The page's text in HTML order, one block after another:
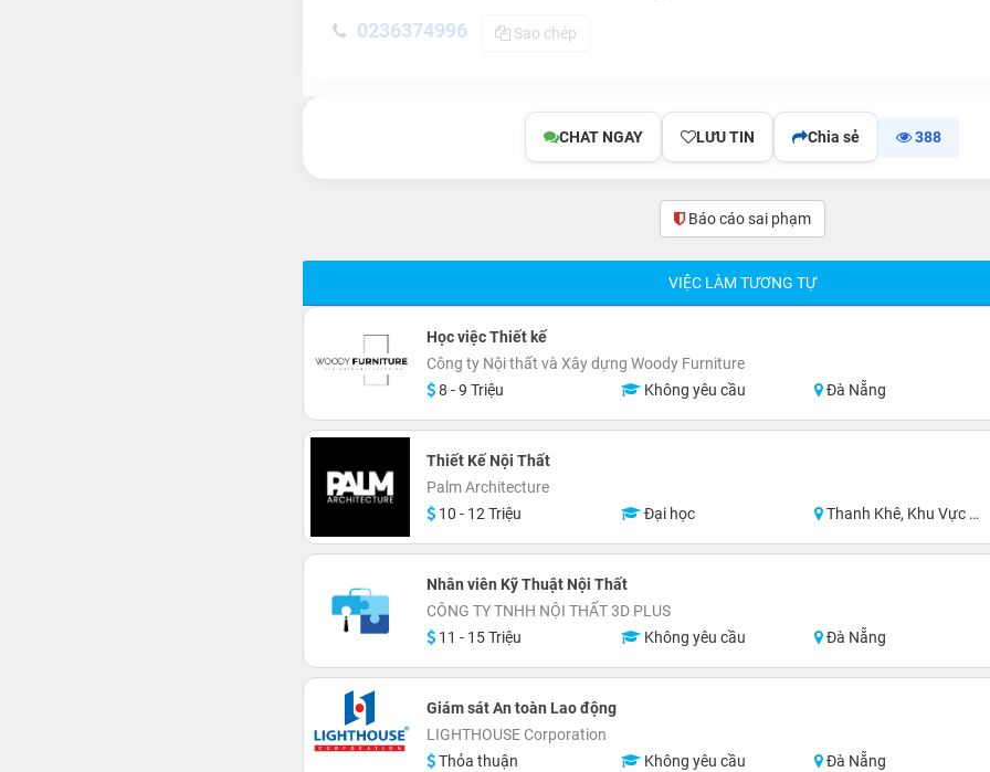
0236374996 Sao chép
CHAT NGAY LƯU TIN Chia sẻ 388
Báo cáo sai phạm
VIỆC LÀM TƯƠNG TỰ
Học việc Thiết kế
Công ty Nội thất và Xây dựng Woody Furniture
8 - 9 Triệu
Không yêu cầu Đà Nẵng
Thiết Kế Nội Thất
Palm Architecture
10 - 12 Triệu
Đại học Thanh Khê, Khu Vực Lân Cận Đà Nẵng
Nhân viên Kỹ Thuật Nội Thất
CÔNG TY TNHH NỘI THẤT 3D PLUS
11 - 15 Triệu
Không yêu cầu Đà Nẵng
Giám sát An toàn Lao động
LIGHTHOUSE Corporation
Thỏa thuận
Không yêu cầu Đà Nẵng